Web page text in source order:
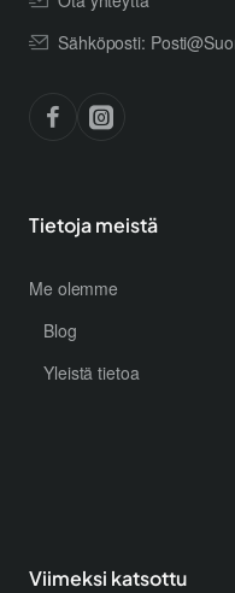
Sähköposti:
Tietoja meistä
Me olemme
Blog
Yleistä tietoa
Viimeksi katsottu